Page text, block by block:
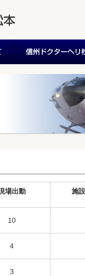
場出動 施
10
4
3